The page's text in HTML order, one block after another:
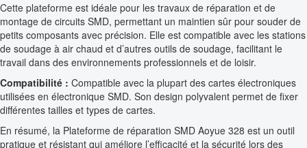
Cette plateforme est idéale pour les travaux de réparation et de
montage de circuits SMD, permettant un maintien sûr pour souder de
petits composants avec précision. Elle est compatible avec les stations
de soudage à air chaud et d’autres outils de soudage, facilitant le
travail dans des environnements professionnels et de loisir.
Compatibilité : Compatible avec la plupart des cartes électroniques
utilisées en électronique SMD. Son design polyvalent permet de fixer
différentes tailles et types de cartes.
En résumé, la Plateforme de réparation SMD Aoyue 328 est un outil
pratique et résistant qui améliore l’efficacité et la sécurité lors des